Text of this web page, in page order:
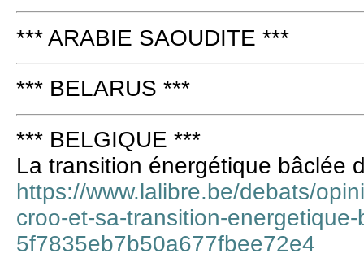
*** ARABIE SAOUDITE ***
*** BELARUS ***
*** BELGIQUE ***
La transition énergétique bâclée
https://www.lalibre.be/debats/
croo-et-sa-transition-energetique-
5f7835eb7b50a677fbee72e4